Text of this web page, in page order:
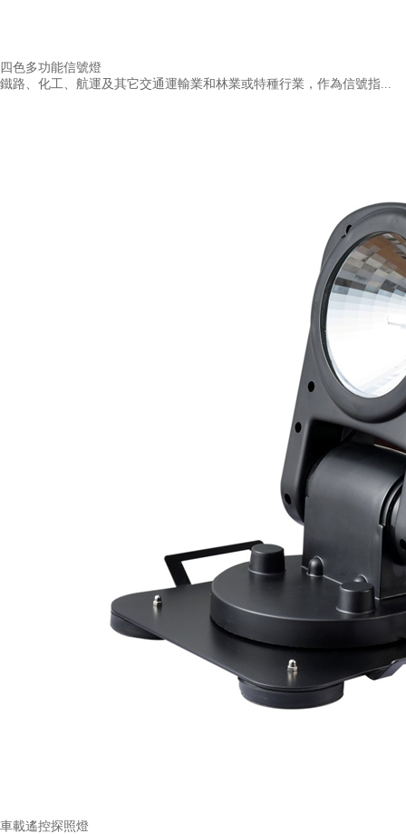
四色多功能信號燈
鐵路、化工、航運及其它交通運輸業和林業或特種行業，作為信號指...
車載遙控探照燈